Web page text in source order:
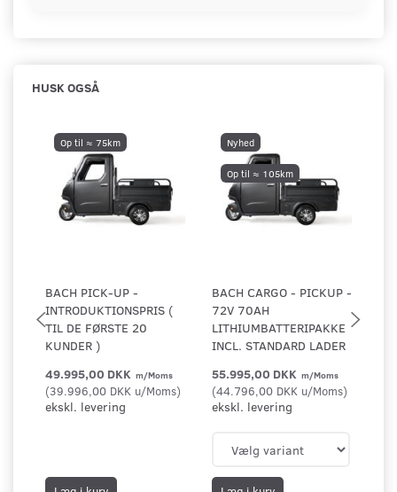
HUSK OGSÅ
Op til ≈ 75km
BACH PICK-UP -
INTRODUKTIONSPRIS (
TIL DE FØRSTE 20
KUNDER )
49.995,00 DKK m/Moms
(39.996,00 DKK u/Moms)
ekskl. levering
Nyhed
Op til ≈ 105km
BACH CARGO - PICKUP -
72V 70AH
LITHIUMBATTERIPAKKE
INCL. STANDARD LADER
55.995,00 DKK m/Moms
(44.796,00 DKK u/Moms)
ekskl. levering